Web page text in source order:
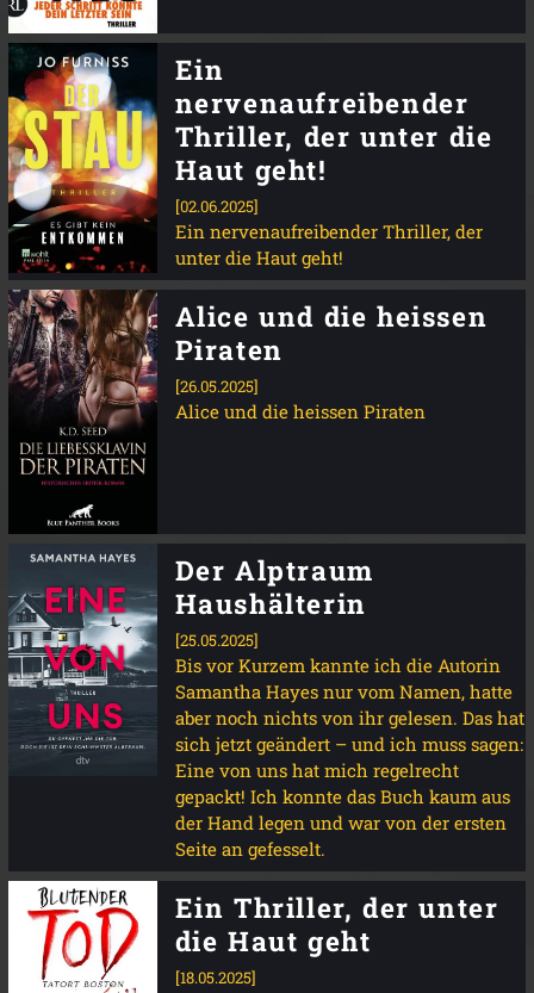
Ein
nervenaufreibender
Thriller, der unter die
Haut geht!
[02.06.2025]
Ein nervenaufreibender Thriller, der
unter die Haut geht!
Alice und die heissen
Piraten
[26.05.2025]
Alice und die heissen Piraten
Der Alptraum
Haushälterin
[25.05.2025]
Bis vor Kurzem kannte ich die Autorin
Samantha Hayes nur vom Namen, hatte
aber noch nichts von ihr gelesen. Das hat
sich jetzt geändert – und ich muss sagen:
Eine von uns hat mich regelrecht
gepackt! Ich konnte das Buch kaum aus
der Hand legen und war von der ersten
Seite an gefesselt.
Ein Thriller, der unter
die Haut geht
[18.05.2025]